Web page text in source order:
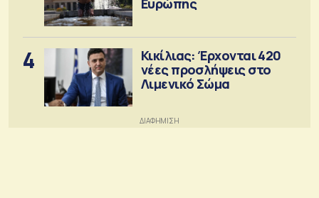
Ευρώπης
4
Κικίλιας: Έρχονται 420
νέες προσλήψεις στο
Λιμενικό Σώμα